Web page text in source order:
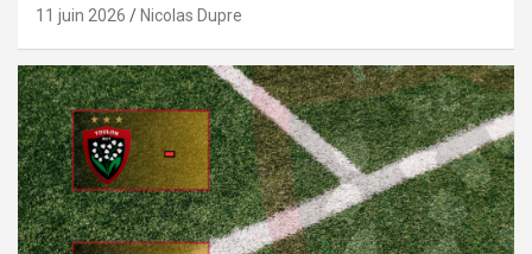
11 juin 2026 Nicolas Dupre